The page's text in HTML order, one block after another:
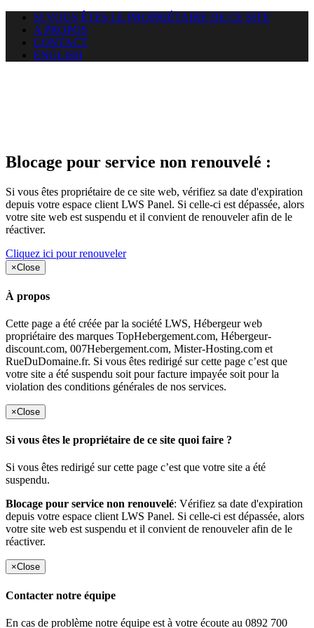
SI VOUS ÊTES LE PROPRIÉTAIRE DE CE SITE
A PROPOS
CONTACT
ENGLISH
Blocage pour service non renouvelé :
Si vous êtes propriétaire de ce site web, vérifiez sa date d'expiration
depuis votre espace client LWS Panel. Si celle-ci est dépassée, alors
votre site web est suspendu et il convient de renouveler afin de le
réactiver.
Cliquez ici pour renouveler
×Close
À propos
Cette page a été créée par la société LWS, Hébergeur web
propriétaire des marques TopHebergement.com, Hébergeur-
discount.com, 007Hebergement.com, Mister-Hosting.com et
RueDuDomaine.fr. Si vous êtes redirigé sur cette page c’est que
votre site a été suspendu soit pour facture impayée soit pour la
violation des conditions générales de nos services.
×Close
Si vous êtes le propriétaire de ce site quoi faire ?
Si vous êtes redirigé sur cette page c’est que votre site a été
suspendu.
Blocage pour service non renouvelé: Vérifiez sa date d'expiration
depuis votre espace client LWS Panel. Si celle-ci est dépassée, alors
votre site web est suspendu et il convient de renouveler afin de le
réactiver.
×Close
Contacter notre équipe
En cas de problème notre équipe est à votre écoute au 0892 700